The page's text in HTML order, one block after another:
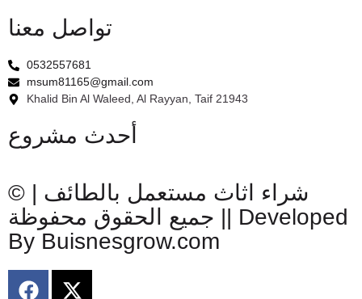
تواصل معنا
0532557681
msum81165@gmail.com
Khalid Bin Al Waleed, Al Rayyan, Taif 21943
أحدث مشروع
© شراء اثاث مستعمل بالطائف |
جميع الحقوق محفوظة || Developed
By Buisnesgrow.com